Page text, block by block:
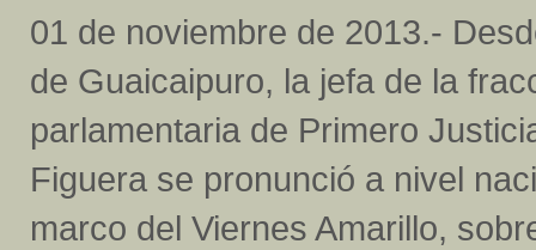
01 de noviembre de 2013.-
de Guaicaipuro, la jefa de la
parlamentaria de Primero
Figuera se pronunció a nivel
marco del Viernes Amarillo,